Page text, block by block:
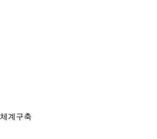
계구축